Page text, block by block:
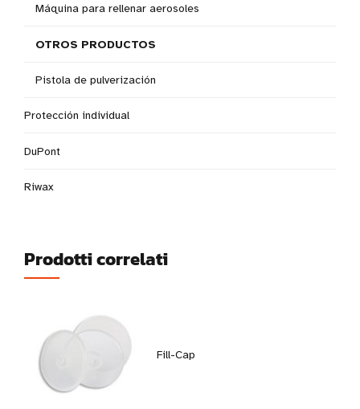
Máquina para rellenar aerosoles
OTROS PRODUCTOS
Pistola de pulverización
Protección individual
DuPont
Riwax
Prodotti correlati
Fill-Cap